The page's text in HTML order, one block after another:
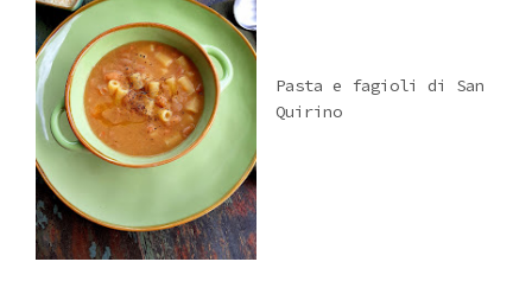
Pasta e fagioli di San
Quirino